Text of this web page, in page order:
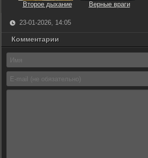
Второе дыхание Верные враги
23-01-2026, 14:05
Комментарии